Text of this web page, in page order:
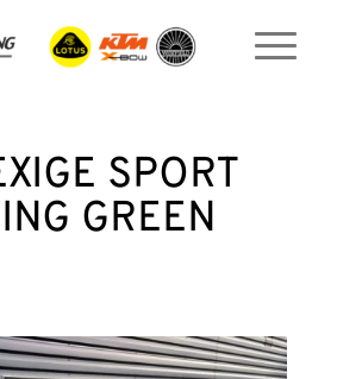
SPORT
GREEN